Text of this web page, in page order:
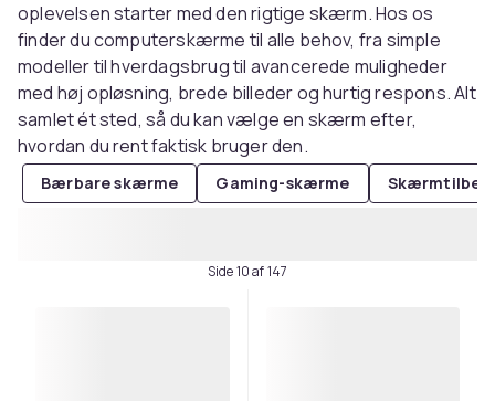
oplevelsen starter med den rigtige skærm. Hos os
finder du computerskærme til alle behov, fra simple
modeller til hverdagsbrug til avancerede muligheder
med høj opløsning, brede billeder og hurtig respons. Alt
samlet ét sted, så du kan vælge en skærm efter,
hvordan du rent faktisk bruger den.
Bærbare skærme Gaming-skærme
Side 10 af 147